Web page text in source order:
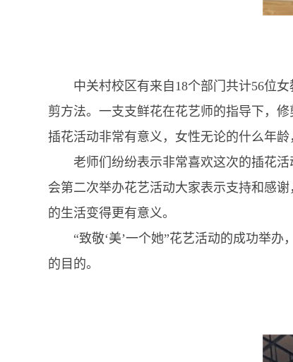
中关村校区有来自18个部门共计56位女
剪方法。一支支鲜花在花艺师的指导下，
插花活动非常有意义，女性无论的什么年
老师们纷纷表示非常喜欢这次的插花活
会第二次举办花艺活动大家表示支持和感
的生活变得更有意义。
“致敬‘美’一个她”花艺活动的成功举办
的目的。